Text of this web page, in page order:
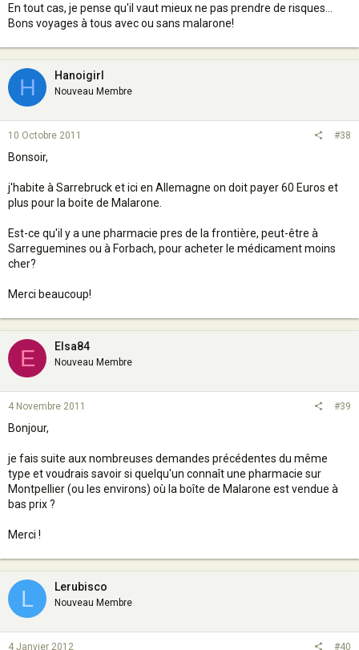
En tout cas, je pense qu'il vaut mieux ne pas prendre de risques...
Bons voyages à tous avec ou sans malarone!
H Hanoigirl
Nouveau Membre
10 Octobre 2011 #38
Bonsoir,
j'habite à Sarrebruck et ici en Allemagne on doit payer 60 Euros et
plus pour la boite de Malarone.
Est-ce qu'il y a une pharmacie pres de la frontière, peut-être à
Sarreguemines ou à Forbach, pour acheter le médicament moins
cher?
Merci beaucoup!
E Elsa84
Nouveau Membre
4 Novembre 2011 #39
Bonjour,
je fais suite aux nombreuses demandes précédentes du même
type et voudrais savoir si quelqu'un connaît une pharmacie sur
Montpellier (ou les environs) où la boîte de Malarone est vendue à
bas prix ?
Merci !
L Lerubisco
Nouveau Membre
4 Janvier 2012 #40